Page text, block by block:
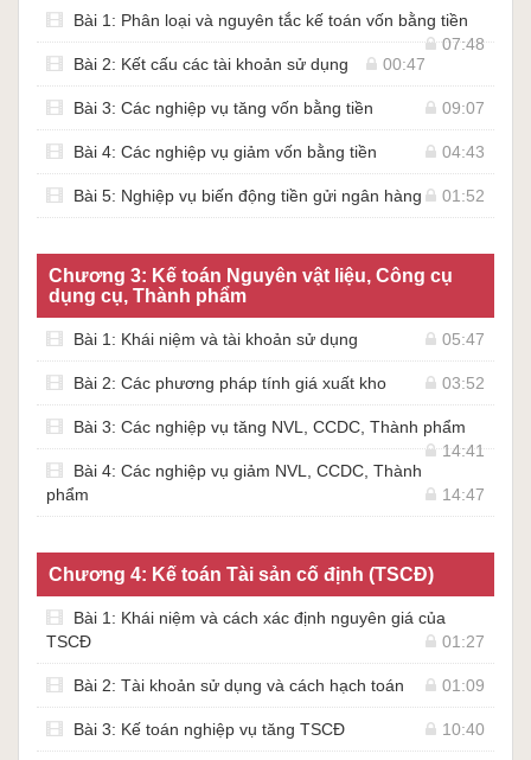
Bài 1: Phân loại và nguyên tắc kế toán vốn bằng tiền
07:48
Bài 2: Kết cấu các tài khoản sử dụng
00:47
Bài 3: Các nghiệp vụ tăng vốn bằng tiền 09:07
Bài 4: Các nghiệp vụ giảm vốn bằng tiền 04:43
Bài 5: Nghiệp vụ biến động tiền gửi ngân hàng 01:52
Chương 3: Kế toán Nguyên vật liệu, Công cụ
dụng cụ, Thành phẩm
Bài 1: Khái niệm và tài khoản sử dụng 05:47
Bài 2: Các phương pháp tính giá xuất kho 03:52
Bài 3: Các nghiệp vụ tăng NVL, CCDC, Thành phẩm
14:41
Bài 4: Các nghiệp vụ giảm NVL, CCDC, Thành
phẩm
14:47
Chương 4: Kế toán Tài sản cố định (TSCĐ)
Bài 1: Khái niệm và cách xác định nguyên giá của
TSCĐ
01:27
Bài 2: Tài khoản sử dụng và cách hạch toán 01:09
Bài 3: Kế toán nghiệp vụ tăng TSCĐ 10:40